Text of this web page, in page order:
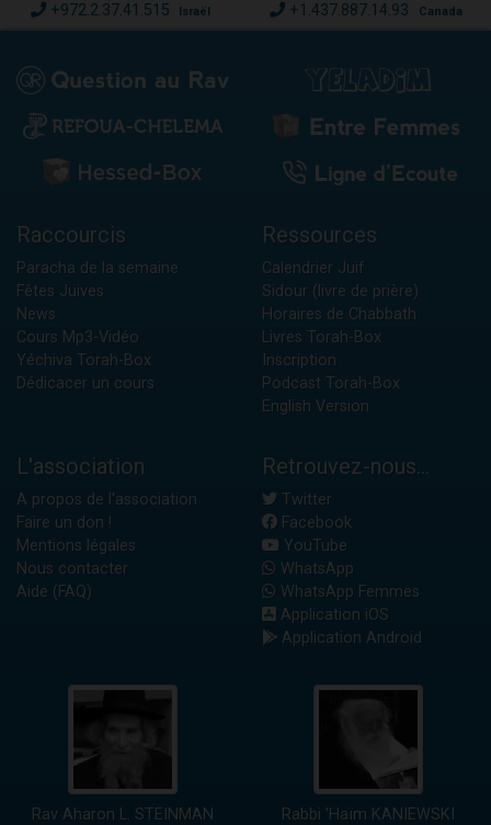
+972.2.37.41.515 Israël +1.437.887.14.93 Canada
Raccourcis
Paracha de la semaine
Fêtes Juives
News
Cours Mp3-Vidéo
Yéchiva Torah-Box
Dédicacer un cours
Ressources
Calendrier Juif
Sidour (livre de prière)
Horaires de Chabbath
Livres Torah-Box
Inscription
Podcast Torah-Box
English Version
L'association
A propos de l'association
Faire un don !
Mentions légales
Nous contacter
Aide (FAQ)
Retrouvez-nous...
Twitter
Facebook
YouTube
WhatsApp
WhatsApp Femmes
Application iOS
Application Android
Rav Aharon L. STEINMAN Rabbi 'Haïm KANIEWSKI